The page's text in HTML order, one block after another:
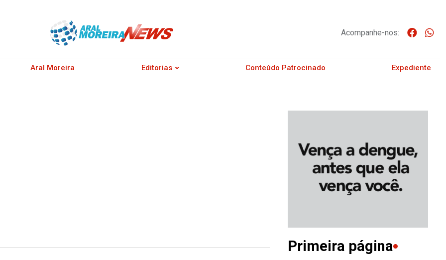
Acompanhe-nos:
Aral Moreira Editorias Conteúdo Patrocinado Expediente
Primeira página